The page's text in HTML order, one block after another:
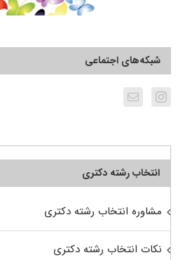
شبکه‌های اجتماعی
انتخاب رشته دکتری
مشاوره انتخاب رشته دکتری
نکات انتخاب رشته دکتری